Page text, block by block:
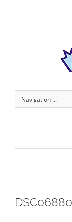
Navigation ...
DSC06880